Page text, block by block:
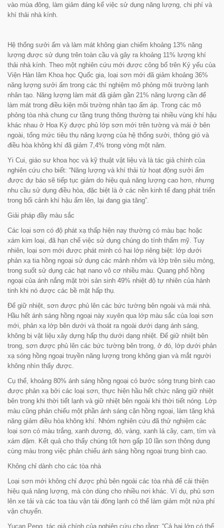
vào mùa đông, làm giảm đáng kể việc sử dụng năng lượng, chi phí và
khí thải nhà kính.
Hệ thống sưởi ấm và làm mát không gian chiếm khoảng 13% năng
lượng được sử dụng trên toàn cầu và gây ra khoảng 11% lượng khí
thải nhà kính. Theo một nghiên cứu mới được công bố trên Kỷ yếu của
Viện Hàn lâm Khoa học Quốc gia, loại sơn mới đã giảm khoảng 36%
năng lượng sưởi ấm trong các thí nghiệm mô phỏng môi trường lạnh
nhân tạo. Năng lượng làm mát đã giảm gần 21% năng lượng cần để
làm mát trong điều kiện môi trường nhân tạo ấm áp. Trong các mô
phỏng tòa nhà chung cư tầng trung thông thường tại nhiều vùng khí hậu
khác nhau ở Hoa Kỳ được phủ lớp sơn mới trên tường và mái ở bên
ngoài, tổng mức tiêu thụ năng lượng của hệ thống sưởi, thông gió và
điều hòa không khí đã giảm 7,4% trong vòng một năm.
Yi Cui, giáo sư khoa học và kỹ thuật vật liệu và là tác giả chính của
nghiên cứu cho biết: “Năng lượng và khí thải từ hoạt động sưởi ấm
được dự báo sẽ tiếp tục giảm do hiệu quả năng lượng cao hơn, nhưng
nhu cầu sử dụng điều hòa, đặc biệt là ở các nền kinh tế đang phát triển
trong bối cảnh khí hậu ấm lên, lại đang gia tăng”.
Giải pháp đầy màu sắc
Các loại sơn có độ phát xạ thấp hiện nay thường có màu bạc hoặc
xám kim loại, đã hạn chế việc sử dụng chúng do tính thẩm mỹ. Tuy
nhiên, loại sơn mới được phát minh có hai lớp riêng biệt: lớp dưới
phản xạ tia hồng ngoại sử dụng các mảnh nhôm và lớp trên siêu mỏng,
trong suốt sử dụng các hạt nano vô cơ nhiều màu. Quang phổ hồng
ngoại của ánh nắng mặt trời sản sinh 49% nhiệt độ tự nhiên của hành
tinh khi nó được các bề mặt hấp thụ.
Để giữ nhiệt, sơn được phủ lên các bức tường bên ngoài và mái nhà.
Hầu hết ánh sáng hồng ngoại này xuyên qua lớp màu sắc của loại sơn
mới, phản xạ lớp bên dưới và thoát ra ngoài dưới dạng ánh sáng,
không bị vật liệu xây dựng hấp thụ dưới dạng nhiệt. Để giữ nhiệt bên
trong, sơn được phủ lên các bức tường bên trong, ở đó, lớp dưới phản
xạ sóng hồng ngoại truyền năng lượng trong không gian và mắt người
không nhìn thấy được.
Cụ thể, khoảng 80% ánh sáng hồng ngoại có bước sóng trung bình cao
được phản xạ bởi các loại sơn, thực hiện hầu hết chức năng giữ nhiệt
bên trong khi thời tiết lạnh và giữ nhiệt bên ngoài khi thời tiết nóng. Lớp
màu cũng phản chiếu một phần ánh sáng cận hồng ngoại, làm tăng khả
năng giảm điều hòa không khí. Nhóm nghiên cứu đã thử nghiệm các
loại sơn có màu trắng, xanh dương, đỏ, vàng, xanh lá cây, cam, tím và
xám đậm. Kết quả cho thấy chúng tốt hơn gấp 10 lần sơn thông dụng
cùng màu trong việc phản chiếu ánh sáng hồng ngoại trung bình cao.
Không chỉ dành cho các tòa nhà
Loại sơn mới không chỉ được phủ bên ngoài các tòa nhà để cải thiện
hiệu quả năng lượng, mà còn dùng cho nhiều nơi khác. Ví dụ, phủ sơn
lên xe tải và các toa tàu vận tải đông lạnh có thể làm giảm một nửa phí
vận chuyển.
Yucan Peng, tác giả chính của nghiên cứu cho rằng: “Cả hai lớp có thể